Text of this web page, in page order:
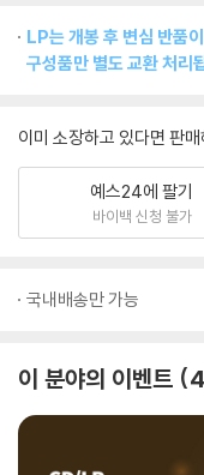
LP는 개봉 후 변심 반품
구성품만 별도 교환 처리
이미 소장하고 있다면 판
예스24에 팔기
바이백 신청 불가
국내배송만 가능
이 분야의 이벤트 4